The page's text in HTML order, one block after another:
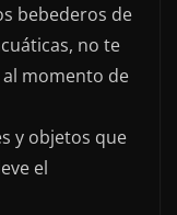
bebederos de
no te
momento de
y objetos que
el